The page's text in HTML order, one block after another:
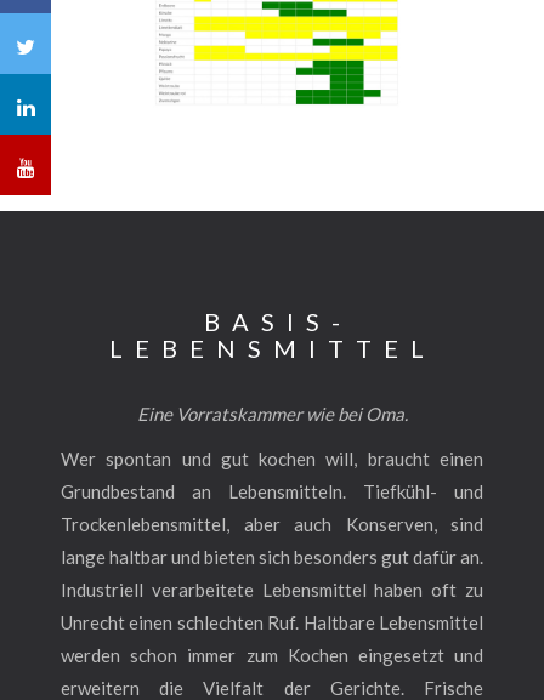
BASIS­
LEBENSMITTEL
Eine Vorratskammer wie bei Oma.
Wer spontan und gut kochen will, braucht einen
Grundbestand an Lebensmitteln. Tiefkühl- und
Trockenlebensmittel, aber auch Konserven, sind
lange haltbar und bieten sich besonders gut dafür an.
Industriell verarbeitete Lebensmittel haben oft zu
Unrecht einen schlechten Ruf. Haltbare Lebensmittel
werden schon immer zum Kochen eingesetzt und
erweitern die Vielfalt der Gerichte. Frische